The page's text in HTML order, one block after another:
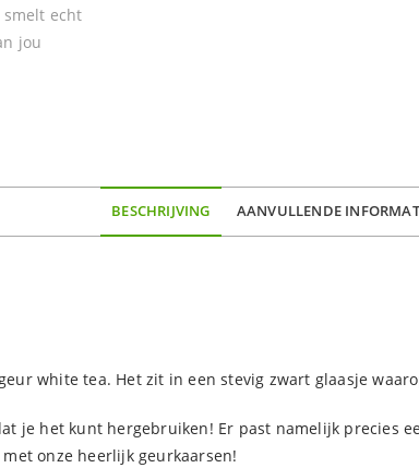
BESCHRIJVING AANVULLENDE
white tea. Het zit in een stevig zwart glaasje
je het kunt hergebruiken! Er past namelijk precies
onze heerlijk geurkaarsen!